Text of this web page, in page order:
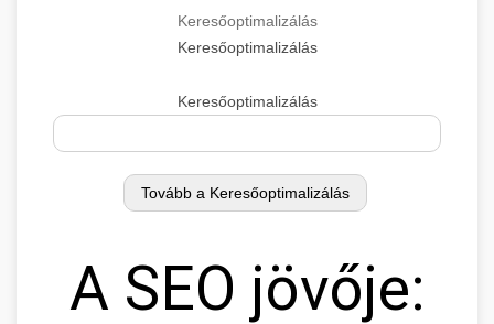
Keresőoptimalizálás
Keresőoptimalizálás
Keresőoptimalizálás
A SEO jövője: